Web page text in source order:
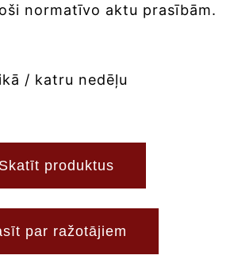
normatīvo aktu prasībām.
/ katru nedēļu
Skatīt produktus
par ražotājiem